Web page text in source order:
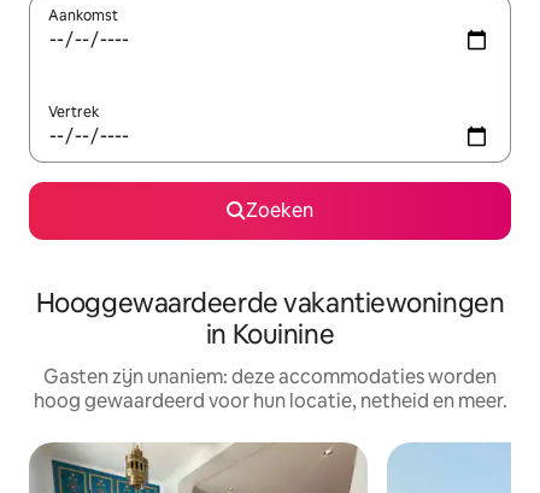
Aankomst
Vertrek
Zoeken
Hooggewaardeerde vakantiewoningen
in Kouinine
Gasten zijn unaniem: deze accommodaties worden
hoog gewaardeerd voor hun locatie, netheid en meer.